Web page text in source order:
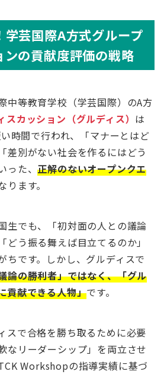
学芸国際A方式グループ
ンの貢献度評価の戦略
中等教育学校（学芸国際）のA方
スカッション（グルディス） は
時間で行われ、「マナーとはど
差別がない社会を作るにはどう
った、正解のないオープンクエ
ります。
生でも、「初対面の人との議論
どう振る舞えば目立てるのか」
ちです。しかし、グルディスで
論の勝利者」ではなく、「グル
貢献できる人物」です。
スで合格を勝ち取るために必要
なリーダーシップ」を両立させ
Workshopの指導実績に基づ